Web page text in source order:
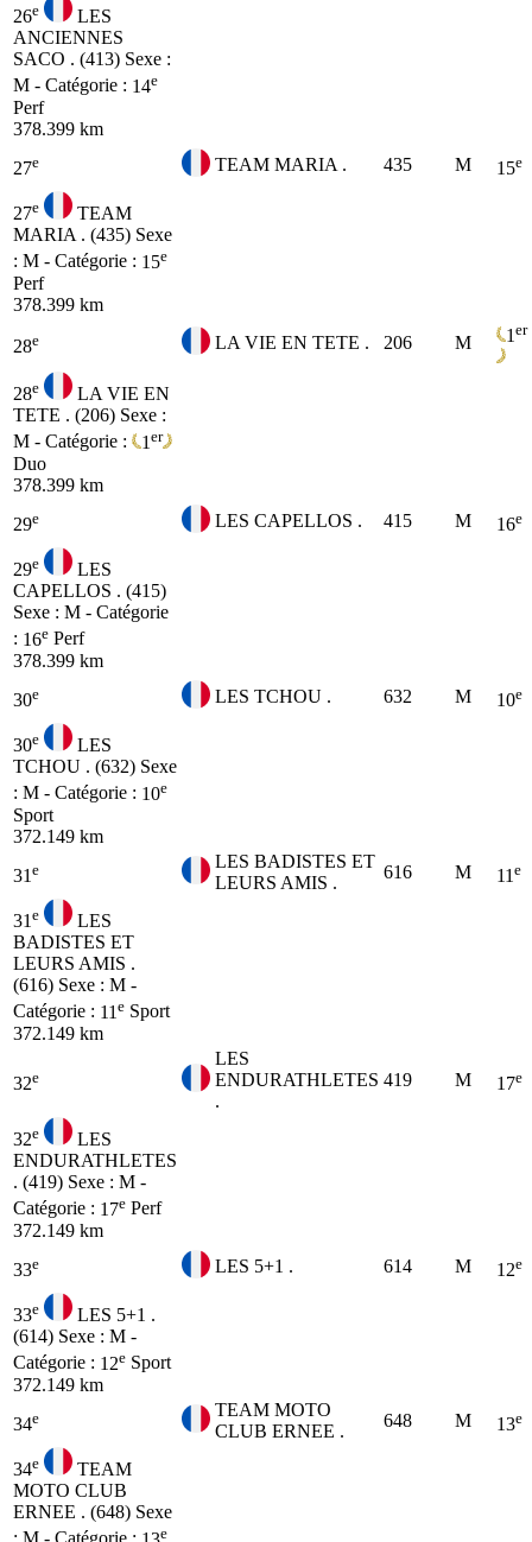
26e
LES
ANCIENNES
SACO . (413) Sexe :
M - Catégorie : 14e
Perf
378.399 km
27e TEAM MARIA . 435 M 15e
27e
TEAM
MARIA . (435) Sexe
: M - Catégorie : 15e
Perf
378.399 km
28e LA VIE EN TETE . 206 M 1 er
28e
LA VIE EN
TETE . (206) Sexe :
M - Catégorie :
1 er
Duo
378.399 km
29e LES CAPELLOS . 415 M 16e
29e
LES
CAPELLOS . (415)
Sexe : M - Catégorie
: 16e Perf
378.399 km
30e LES TCHOU . 632 M 10e
30e
LES
TCHOU . (632) Sexe
: M - Catégorie : 10e
Sport
372.149 km
31 e
LES BADISTES ET
LEURS AMIS .
616 M 11 e
31 e
LES
BADISTES ET
LEURS AMIS .
(616) Sexe : M -
Catégorie : 11 e Sport
372.149 km
32e
LES
ENDURATHLETES
.
419 M 17e
32e
LES
ENDURATHLETES
. (419) Sexe : M -
Catégorie : 17e Perf
372.149 km
33e LES 5+1 . 614 M 12e
33e
LES 5+1 .
(614) Sexe : M -
Catégorie : 12e Sport
372.149 km
34e
TEAM MOTO
CLUB ERNEE .
648 M 13e
34e
TEAM
MOTO CLUB
ERNEE . (648) Sexe
e